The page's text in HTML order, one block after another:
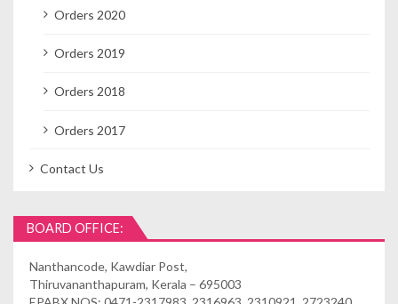
Orders 2020
Orders 2019
Orders 2018
Orders 2017
Contact Us
BOARD OFFICE:
Nanthancode, Kawdiar Post,
Thiruvananthapuram, Kerala – 695003